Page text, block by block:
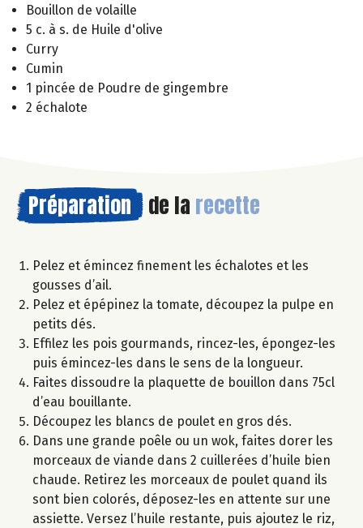
Bouillon de volaille
5 c. à s. de Huile d'olive
Curry
Cumin
1 pincée de Poudre de gingembre
2 échalote
Préparation de la recette
Pelez et émincez finement les échalotes et les
gousses d’ail.
Pelez et épépinez la tomate, découpez la pulpe en
petits dés.
Effilez les pois gourmands, rincez-les, épongez-les
puis émincez-les dans le sens de la longueur.
Faites dissoudre la plaquette de bouillon dans 75cl
d’eau bouillante.
Découpez les blancs de poulet en gros dés.
Dans une grande poêle ou un wok, faites dorer les
morceaux de viande dans 2 cuillerées d’huile bien
chaude. Retirez les morceaux de poulet quand ils
sont bien colorés, déposez-les en attente sur une
assiette. Versez l’huile restante, puis ajoutez le riz,